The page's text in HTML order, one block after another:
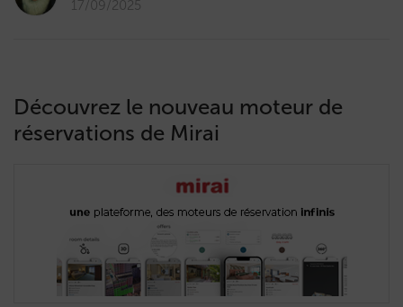
17/09/2025
Découvrez le nouveau moteur de
réservations de Mirai